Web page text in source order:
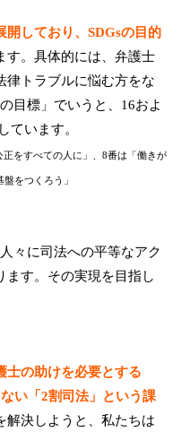
しており、SDGsの目的
す。具体的には、弁護士
律トラブルに悩む方をな
目標」でいうと、16およ
ています。
正をすべての人に」、8番は「働きが
をつくろう」
々に司法への平等なアク
ます。その実現を目指し
士の助けを必要とする
い「2割司法」という課
解決しようと、私たちは